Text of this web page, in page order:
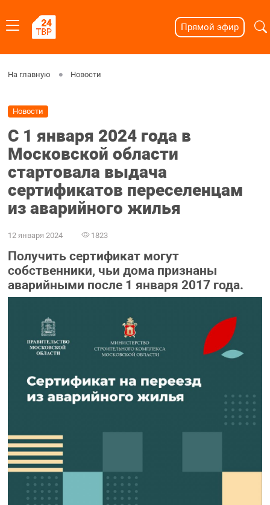
Прямой эфир
На главную Новости
Новости
С 1 января 2024 года в
Московской области
стартовала выдача
сертификатов переселенцам
из аварийного жилья
12 января 2024 1823
Получить сертификат могут
собственники, чьи дома признаны
аварийными после 1 января 2017 года.